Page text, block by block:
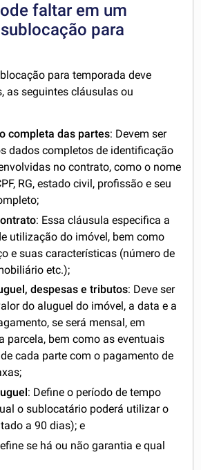
faltar em um
para
para temporada deve
as seguintes cláusulas ou
completa das partes: Devem ser
dados completos de identificação
no contrato, como o nome
RG, estado civil, profissão e seu
: Essa cláusula especifica a
utilização do imóvel, bem como
e suas características (número de
etc.);
despesas e tributos: Deve ser
do aluguel do imóvel, a data e a
se será mensal, em
parcela, bem como as eventuais
cada parte com o pagamento de
: Define o período de tempo
o sublocatário poderá utilizar o
a 90 dias); e
se há ou não garantia e qual